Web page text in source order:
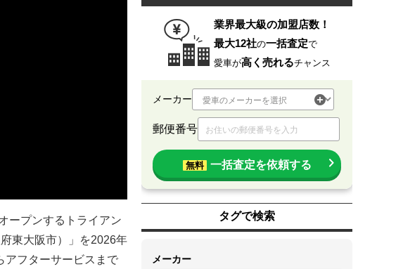
ープンするトライアン
東大阪市）」を2026年
アフターサービスまで
業界最大級の加盟店数！
最大12社の一括査定で
愛車が高く売れるチャンス
メーカー
郵便番号
無料 一括査定を依頼する
タグで検索
メーカー